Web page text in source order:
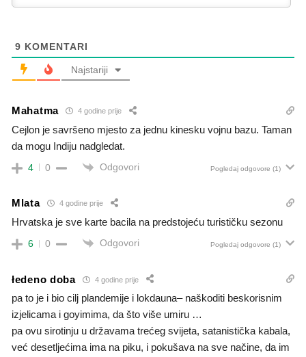
9 KOMENTARI
Najstariji
Mahatma 4 godine prije
Cejlon je savršeno mjesto za jednu kinesku vojnu bazu. Taman
da mogu Indiju nadgledat.
4 0 Odgovori Pogledaj odgovore (1)
Mlata 4 godine prije
Hrvatska je sve karte bacila na predstojeću turističku sezonu
6 0 Odgovori Pogledaj odgovore (1)
łedeno doba 4 godine prije
pa to je i bio cilj plandemije i lokdauna– naškoditi beskorisnim
izjelicama i goyimima, da što više umiru …
pa ovu sirotinju u državama trećeg svijeta, satanistička kabala,
već desetljećima ima na piku, i pokušava na sve načine, da im